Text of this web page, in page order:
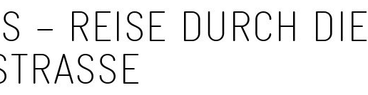
– REISE DURCH DIE